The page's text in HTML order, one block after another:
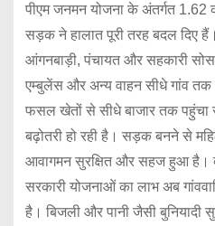
पीएम जनमन योजना के अंतर्गत
सड़क ने हालात पूरी तरह बदल दिए
आंगनबाड़ी, पंचायत और सहकारी
एम्बुलेंस और अन्य वाहन सीधे गांव तक
फसल खेतों से सीधे बाजार तक
बढ़ोतरी हो रही है। सड़क बनने से
आवागमन सुरक्षित और सहज हुआ है।
सरकारी योजनाओं का लाभ अब
है। बिजली और पानी जैसी बुनियादी